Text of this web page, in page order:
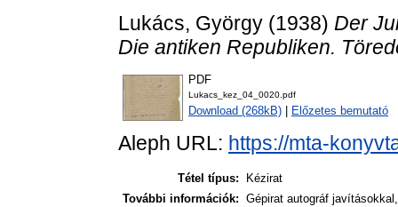
Lukács, György (1938) Der
Die antiken Republiken.
PDF
Lukacs_kez_04_0020.pdf
Download (268kB) Előzetes bemutató
Aleph URL: https://mta-
Tétel típus:
Kézirat
További információk: Gépirat autográf